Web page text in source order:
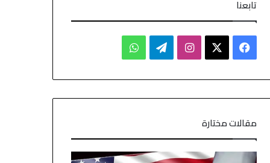
تابعنا
مقالات مختارة